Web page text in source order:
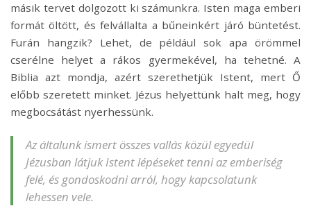
másik tervet dolgozott ki számunkra. Isten maga emberi
formát öltött, és felvállalta a bűneinkért járó büntetést.
Furán hangzik? Lehet, de például sok apa örömmel
cserélne helyet a rákos gyermekével, ha tehetné. A
Biblia azt mondja, azért szerethetjük Istent, mert Ő
előbb szeretett minket. Jézus helyettünk halt meg, hogy
megbocsátást nyerhessünk.
Az általunk ismert összes vallás közül egyedül
Jézusban látjuk Istent lépéseket tenni az emberiség
felé, és gondoskodni arról, hogy kapcsolatunk
lehessen vele.